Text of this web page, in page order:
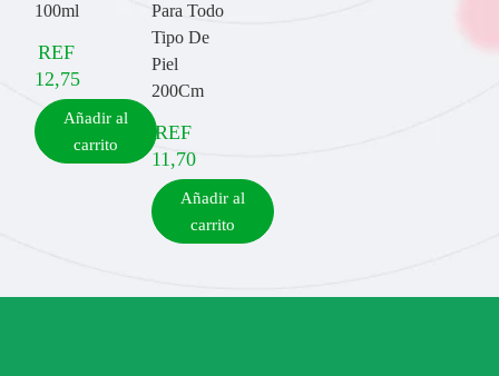
100ml
REF
12,75
Añadir al
carrito
Para Todo
Tipo De
Piel
200Cm
REF
11,70
Añadir al
carrito